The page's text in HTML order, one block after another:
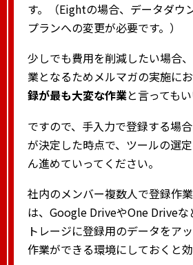
す。（Eightの場合、データダウ
プランへの変更が必要です。）
少しでも費用を削減したい場合
業となるためメルマガの実施に
録が最も大変な作業と言っても
ですので、手入力で登録する場
が決定した時点で、ツールの選
ん進めていってください。
社内のメンバー複数人で登録作
は、Google DriveやOne Driveな
トレージに登録用のデータをア
作業ができる環境にしておくと効